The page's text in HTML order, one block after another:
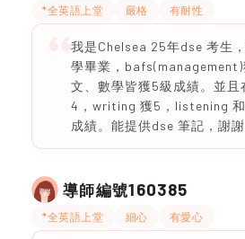
*全英語上堂 嚴格 有耐性
我是Chelsea 25年dse 考生
學畢業，
文、數學皆獲5級成績。並
4，writing 獲5，listening
成績。能提供dse 筆記，謝謝
導師編號160385
*全英語上堂 細心 有愛心